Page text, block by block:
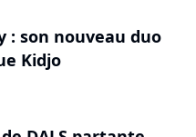
: son nouveau duo
Kidjo